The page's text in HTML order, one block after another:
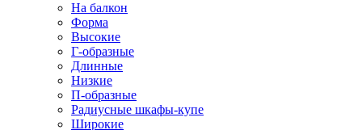
На балкон
Форма
Высокие
Г-образные
Длинные
Низкие
П-образные
Радиусные шкафы-купе
Широкие